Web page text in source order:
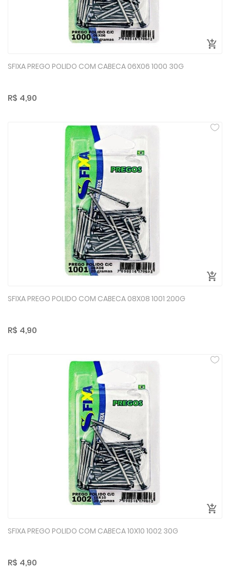
SFIXA PREGO POLIDO COM CABECA 06X06 1000 30G
R$ 4,90
SFIXA PREGO POLIDO COM CABECA 08X08 1001 200G
R$ 4,90
SFIXA PREGO POLIDO COM CABECA 10X10 1002 30G
R$ 4,90